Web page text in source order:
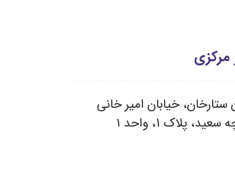
ستارخان، خیابان امیر خانی
پلاک 1، واحد ۱